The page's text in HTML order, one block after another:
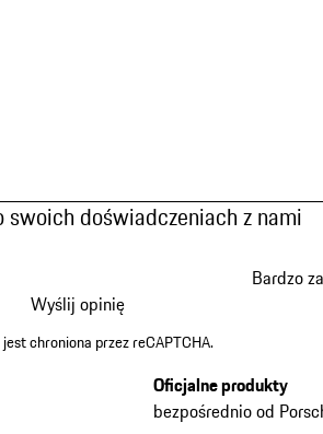
swoich doświadczeniach z nami
Bardzo
Wyślij opinię
chroniona przez reCAPTCHA.
Oficjalne produkty
bezpośrednio od